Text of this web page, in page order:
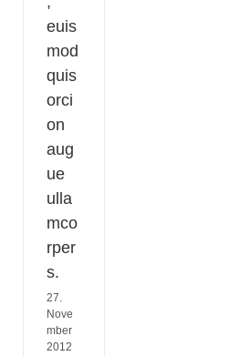
euis
mod
quis
orci
on
aug
ue
ulla
mco
rper
s.
27.
Nove
mber
2012